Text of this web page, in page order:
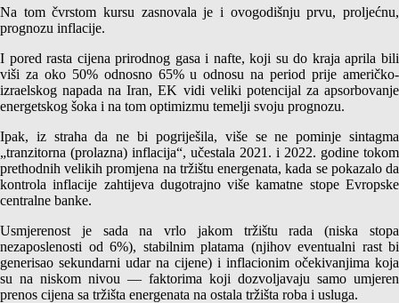
Na tom čvrstom kursu zasnovala je i ovogodišnju prvu, proljećnu,
prognozu inflacije.
I pored rasta cijena prirodnog gasa i nafte, koji su do kraja aprila bili
viši za oko 50% odnosno 65% u odnosu na period prije američko-
izraelskog napada na Iran, EK vidi veliki potencijal za apsorbovanje
energetskog šoka i na tom optimizmu temelji svoju prognozu.
Ipak, iz straha da ne bi pogriješila, više se ne pominje sintagma
„tranzitorna (prolazna) inflacija“, učestala 2021. i 2022. godine tokom
prethodnih velikih promjena na tržištu energenata, kada se pokazalo da
kontrola inflacije zahtijeva dugotrajno više kamatne stope Evropske
centralne banke.
Usmjerenost je sada na vrlo jakom tržištu rada (niska stopa
nezaposlenosti od 6%), stabilnim platama (njihov eventualni rast bi
generisao sekundarni udar na cijene) i inflacionim očekivanjima koja
su na niskom nivou — faktorima koji dozvoljavaju samo umjeren
prenos cijena sa tržišta energenata na ostala tržišta roba i usluga.